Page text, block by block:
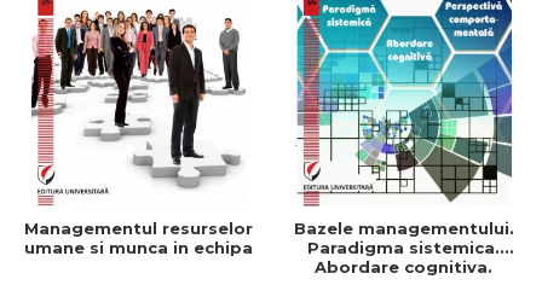
Managementul resurselor
umane si munca in echipa
Bazele managementului.
Paradigma sistemica.
Abordare cognitiva.